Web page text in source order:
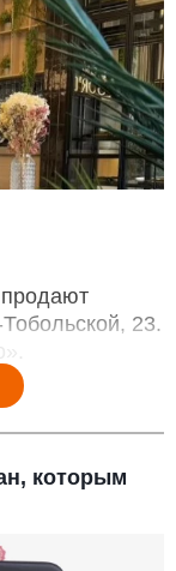
23.
которым